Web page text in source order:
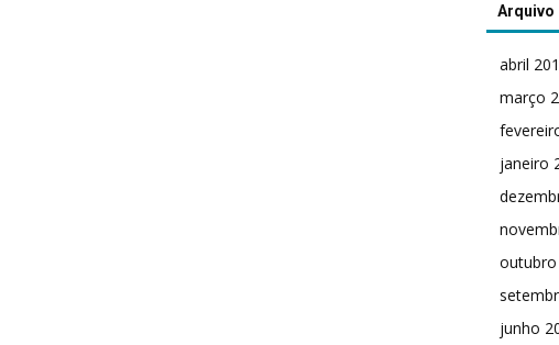
Arquivo
abril
março
janeiro
junho